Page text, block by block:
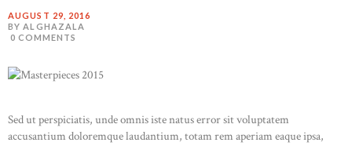
AUGUST 29, 2016
BY ALGHAZALA
0 COMMENTS
Sed ut perspiciatis, unde omnis iste natus error sit voluptatem
accusantium doloremque laudantium, totam rem aperiam eaque ipsa,